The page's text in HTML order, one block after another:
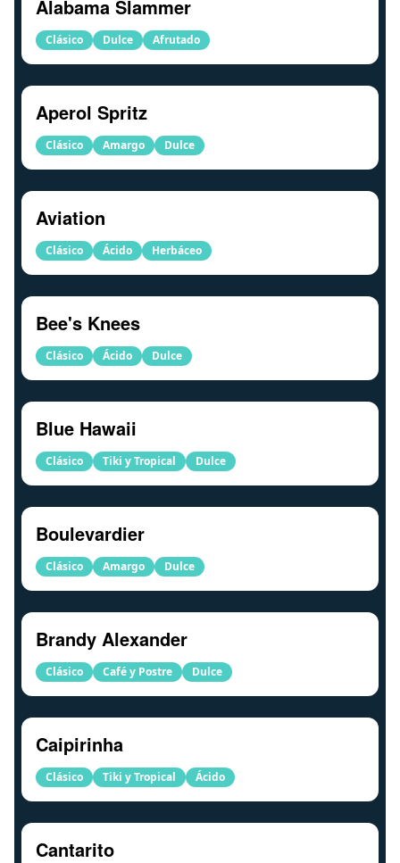
Alabama Slammer
Clásico Dulce Afrutado
Aperol Spritz
Clásico Amargo Dulce
Aviation
Clásico Ácido Herbáceo
Bee's Knees
Clásico Ácido Dulce
Blue Hawaii
Clásico Tiki y Tropical Dulce
Boulevardier
Clásico Amargo Dulce
Brandy Alexander
Clásico Café y Postre Dulce
Caipirinha
Clásico Tiki y Tropical Ácido
Cantarito